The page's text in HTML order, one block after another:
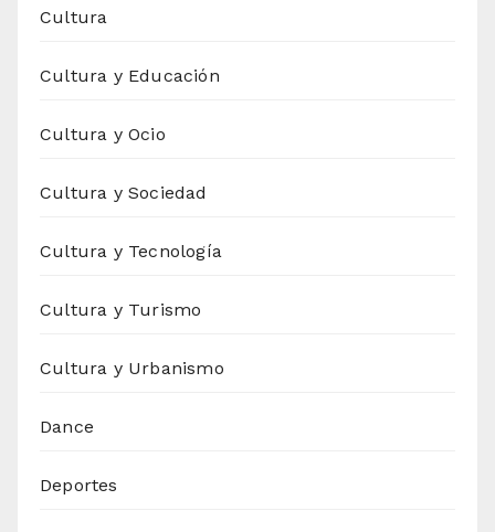
Cultura
Cultura y Educación
Cultura y Ocio
Cultura y Sociedad
Cultura y Tecnología
Cultura y Turismo
Cultura y Urbanismo
Dance
Deportes